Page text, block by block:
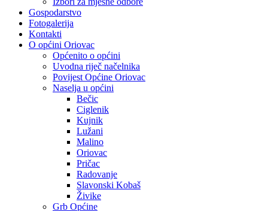
Gospodarstvo
Fotogalerija
Kontakti
O općini Oriovac
Općenito o općini
Uvodna riječ načelnika
Povijest Općine Oriovac
Naselja u općini
Bečic
Ciglenik
Kujnik
Lužani
Malino
Oriovac
Pričac
Radovanje
Slavonski Kobaš
Živike
Grb Općine